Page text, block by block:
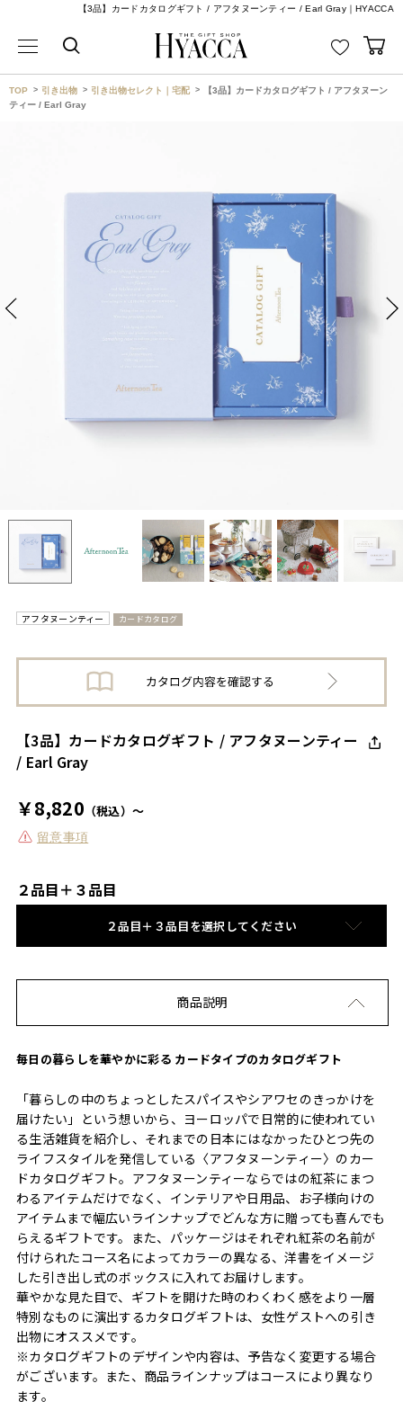
【3品】カードカタログギフト / アフタヌーンティー / Earl Gray｜HYACCA
TOP 引き出物 引き出物セレクト｜宅配
【3品】カードカタログギフト / アフタヌーン
ティー / Earl Gray
アフタヌーンティー カードカタログ
【3品】カードカタログギフト / アフタヌーンティー
/ Earl Gray
￥8,820 （税込）～
留意事項
２品目＋３品目
２品目＋３品目を選択してください
商品説明
毎日の暮らしを華やかに彩る カードタイプのカタログギフト
「暮らしの中のちょっとしたスパイスやシアワセのきっかけを
届けたい」という想いから、ヨーロッパで日常的に使われてい
る生活雑貨を紹介し、それまでの日本にはなかったひとつ先の
ライフスタイルを発信している〈アフタヌーンティー〉のカー
ドカタログギフト。アフタヌーンティーならではの紅茶にまつ
わるアイテムだけでなく、インテリアや日用品、お子様向けの
アイテムまで幅広いラインナップでどんな方に贈っても喜んでも
らえるギフトです。また、パッケージはそれぞれ紅茶の名前が
付けられたコース名によってカラーの異なる、洋書をイメージ
した引き出し式のボックスに入れてお届けします。
華やかな見た目で、ギフトを開けた時のわくわく感をより一層
特別なものに演出するカタログギフトは、女性ゲストへの引き
出物にオススメです。
※カタログギフトのデザインや内容は、予告なく変更する場合
がございます。また、商品ラインナップはコースにより異なり
ます。